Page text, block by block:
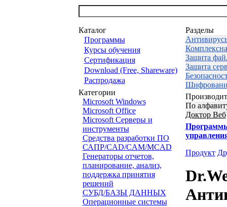
Каталог
Программы
Курсы обучения
Сертификация
Download (Free, Shareware)
Распродажа
Категории
Microsoft Windows
Microsoft Office
Microsoft Серверы и
инструменты
Средства разработки ПО
САПР/CAD/CAM/MCAD
Генераторы отчетов,
планирование, анализ,
поддержка принятия
решений
СУБД/БАЗЫ ДАННЫХ
Операционные системы
Разделы
Защита
Защита
По
Доктор Веб
Продукт